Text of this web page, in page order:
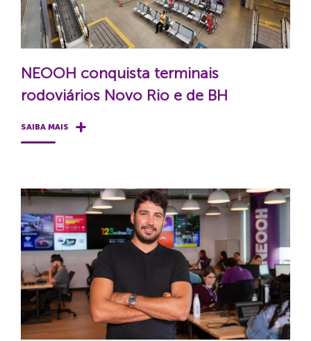
NEOOH conquista terminais
rodoviários Novo Rio e de BH
SAIBA MAIS